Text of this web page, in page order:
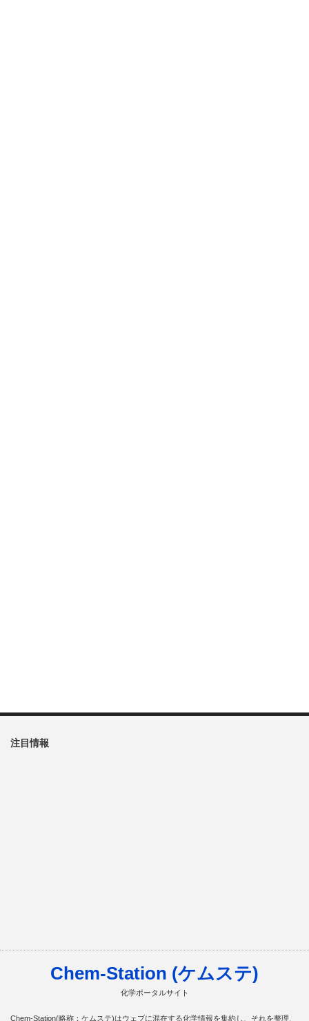
注目情報
Chem-Station (ケムステ)
化学ポータルサイト
Chem-Station(略称：ケムステ)はウェブに混在する化学情報を集約し、それを整理、